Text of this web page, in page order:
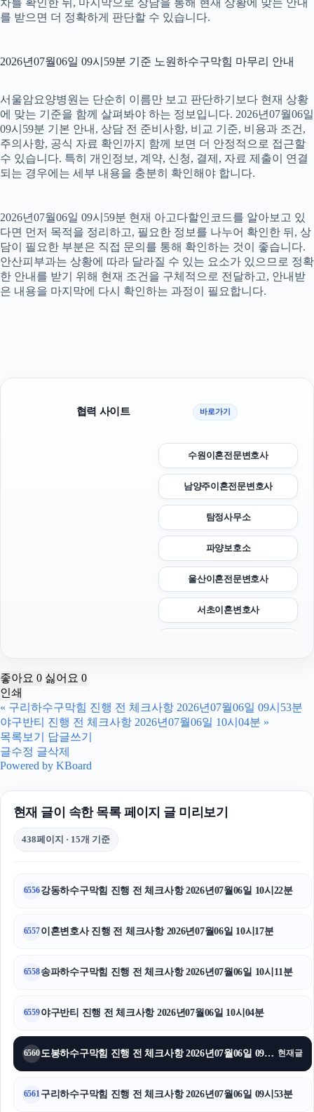
차를 확인한 뒤, 마지막으로 상담을 통해 현재 상황에 맞는 안내
를 받으면 더 정확하게 판단할 수 있습니다.
2026년07월06일 09시59분 기준 노원하수구막힘 마무리 안내
서울암요양병원는 단순히 이름만 보고 판단하기보다 현재 상황
에 맞는 기준을 함께 살펴봐야 하는 정보입니다. 2026년07월06일
09시59분 기본 안내, 상담 전 준비사항, 비교 기준, 비용과 조건,
주의사항, 공식 자료 확인까지 함께 보면 더 안정적으로 접근할
수 있습니다. 특히 개인정보, 계약, 신청, 결제, 자료 제출이 연결
되는 경우에는 세부 내용을 충분히 확인해야 합니다.
2026년07월06일 09시59분 현재 아고다할인코드를 알아보고 있
다면 먼저 목적을 정리하고, 필요한 정보를 나누어 확인한 뒤, 상
담이 필요한 부분은 직접 문의를 통해 확인하는 것이 좋습니다.
안산피부과는 상황에 따라 달라질 수 있는 요소가 있으므로 정확
한 안내를 받기 위해 현재 조건을 구체적으로 전달하고, 안내받
은 내용을 마지막에 다시 확인하는 과정이 필요합니다.
협력 사이트 바로가기
수원이혼전문변호사
남양주이혼전문변호사
탐정사무소
파양보호소
울산이혼전문변호사
서초이혼변호사
인스타그램 팔로워
대구이혼전문변호사
의정부변호사
강남음주운전변호사
좋아요 0 싫어요 0
인쇄
« 구리하수구막힘 진행 전 체크사항 2026년07월06일 09시53분
야구반티 진행 전 체크사항 2026년07월06일 10시04분 »
목록보기
답글쓰기
글수정 글삭제
Powered by KBoard
현재 글이 속한 목록 페이지 글 미리보기
438페이지 · 15개 기준
6556강동하수구막힘 진행 전 체크사항 2026년07월06일 10시22분
6557이혼변호사 진행 전 체크사항 2026년07월06일 10시17분
6558송파하수구막힘 진행 전 체크사항 2026년07월06일 10시11분
6559야구반티 진행 전 체크사항 2026년07월06일 10시04분
6560 도봉하수구막힘 진행 전 체크사항 2026년07월06일 09시59분 현재글
6561구리하수구막힘 진행 전 체크사항 2026년07월06일 09시53분